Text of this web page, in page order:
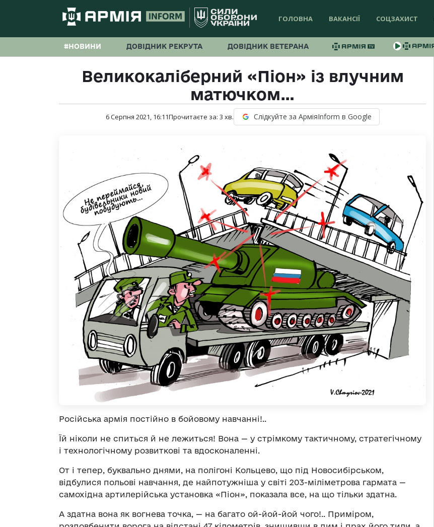
ГОЛОВНА ВАКАНСІЇ СОЦЗАХИСТ
#НОВИНИ ДОВІДНИК РЕКРУТА ДОВІДНИК ВЕТЕРАНА
Великокаліберний «Піон» із влучним
матючком…
6 Серпня 2021, 16:11Прочитаєте за: 3 хв. Слідкуйте за АрміяInform в Google
Російська армія постійно в бойовому навчанні!..
Їй ніколи не спиться й не лежиться! Вона — у стрімкому тактичному, стратегічному
і технологічному розвиткові та вдосконаленні.
От і тепер, буквально днями, на полігоні Кольцево, що під Новосибірськом,
відбулися польові навчання, де найпотужніша у світі 203-міліметрова гармата —
самохідна артилерійська установка «Піон», показала все, на що тільки здатна.
А здатна вона як вогнева точка, — на багато ой-йой-йой чого!.. Приміром,